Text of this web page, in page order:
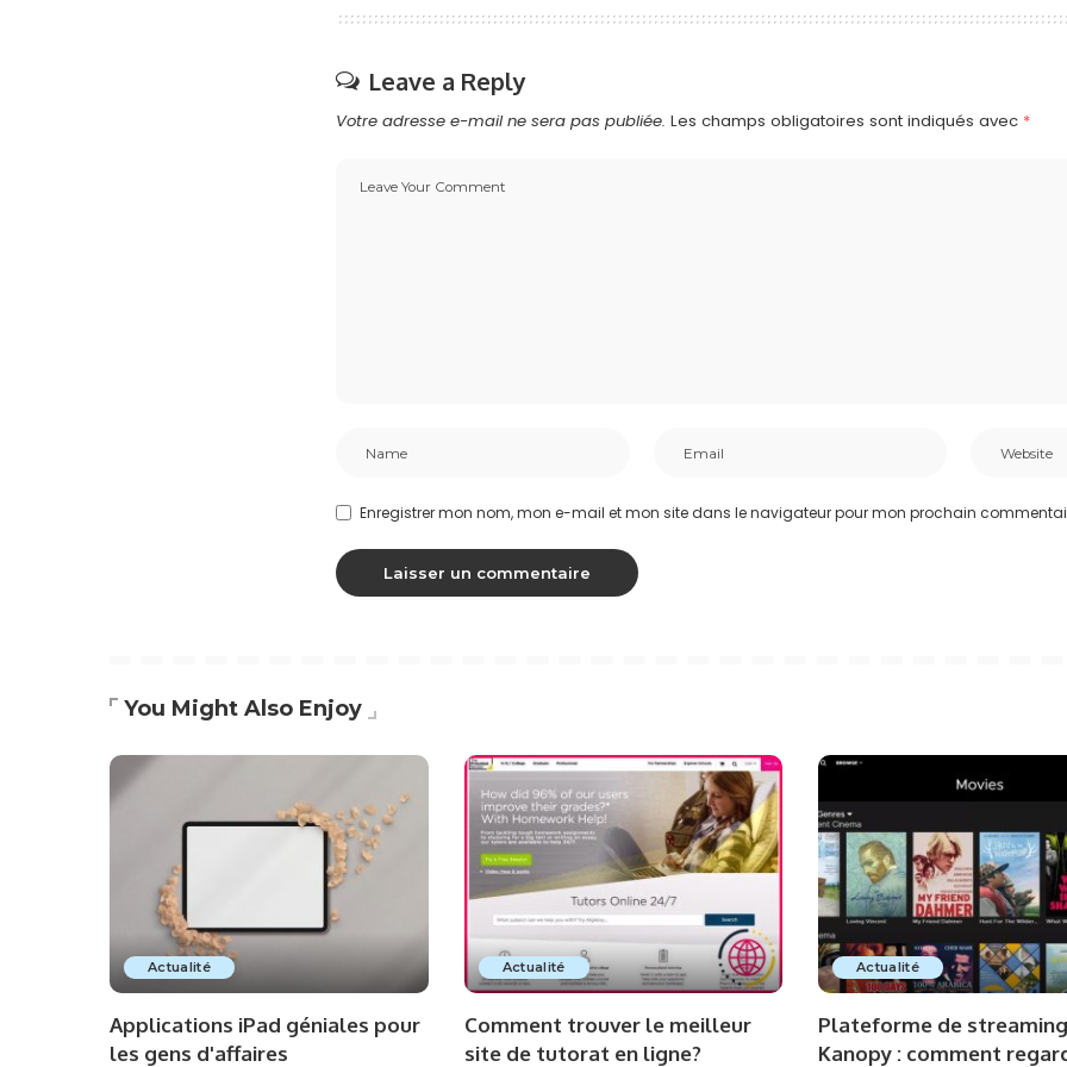
Leave a Reply
Votre adresse e-mail ne sera pas publiée. Les champs obligatoires sont indiqués avec *
Enregistrer mon nom, mon e-mail et mon site dans le navigateur pour mon prochain
You Might Also Enjoy
Actualité
Applications iPad géniales pour
les gens d'affaires
Actualité
Comment trouver le meilleur
site de tutorat en ligne?
Actualité
Plateforme de streaming
Kanopy : comment